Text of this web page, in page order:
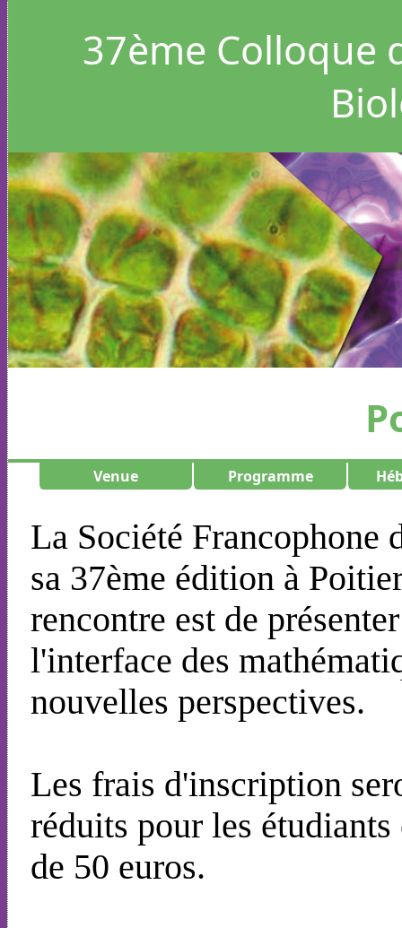
37ème Colloque
Venue Programme
La Société Francophone
sa 37ème édition à
rencontre est de
l'interface des
nouvelles perspectives.
Les frais d'inscription
réduits pour les
de 50 euros.